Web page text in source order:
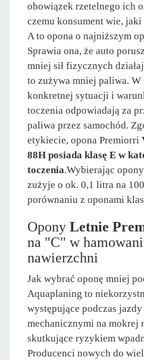
obowiązek rzetelnego ich
czemu konsument wie,
A to opona o najniższym
Sprawia ona, że auto
mniej sił fizycznych
to zużywa mniej paliwa. W
konkretnej sytuacji i
toczenia odpowiadają za
paliwa przez samochód.
etykiecie, opona Premiorri
88H posiada klasę E w
toczenia.Wybierając
zużyje o ok. 0,1 litra na
porównaniu z oponami
Opony Letnie
na "C" w
nawierzchni
Jak wybrać oponę mniej
Aquaplaning to
występujące podczas
mechanicznymi na mokrej
skutkujące ryzykiem
Producenci nowych do